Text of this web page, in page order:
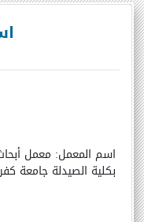
اسم المعمل: معمل
بكلية الصيدلة جامعة